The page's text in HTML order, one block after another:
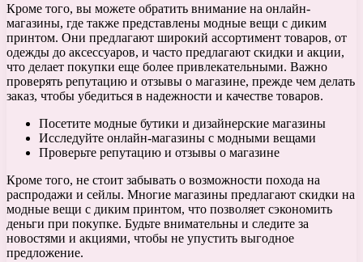
Кроме того, вы можете обратить внимание на онлайн-
магазины, где также представлены модные вещи с диким
принтом. Они предлагают широкий ассортимент товаров, от
одежды до аксессуаров, и часто предлагают скидки и акции,
что делает покупки еще более привлекательными. Важно
проверять репутацию и отзывы о магазине, прежде чем делать
заказ, чтобы убедиться в надежности и качестве товаров.
Посетите модные бутики и дизайнерские магазины
Исследуйте онлайн-магазины с модными вещами
Проверьте репутацию и отзывы о магазине
Кроме того, не стоит забывать о возможности похода на
распродажи и сейлы. Многие магазины предлагают скидки на
модные вещи с диким принтом, что позволяет сэкономить
деньги при покупке. Будьте внимательны и следите за
новостями и акциями, чтобы не упустить выгодное
предложение.